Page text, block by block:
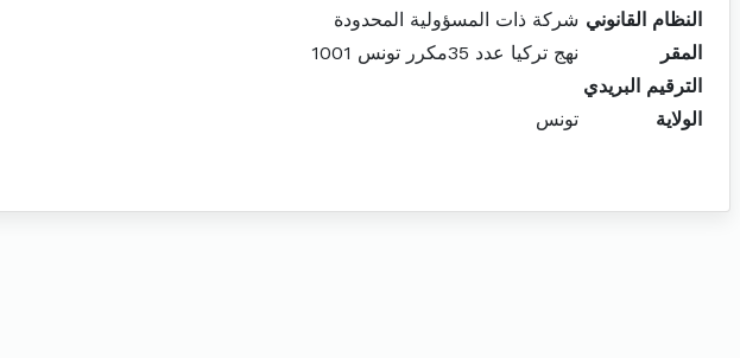
النظام القانوني شركة ذات المسؤولية المحدودة
المقر
نهج تركيا عدد 35مكرر تونس 1001
الترقيم البريدي
الولاية
تونس